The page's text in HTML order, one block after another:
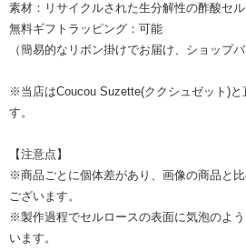
素材：リサイクルされた生分解性の酢酸セ
無料ギフトラッピング：可能
（簡易的なリボン掛けでお届け、ショップ
※当店はCoucou Suzette(ククシュゼット)
す。
【注意点】
※商品ごとに個体差があり、画像の商品と
ございます。
※製作過程でセルロースの表面に気泡のよ
います。